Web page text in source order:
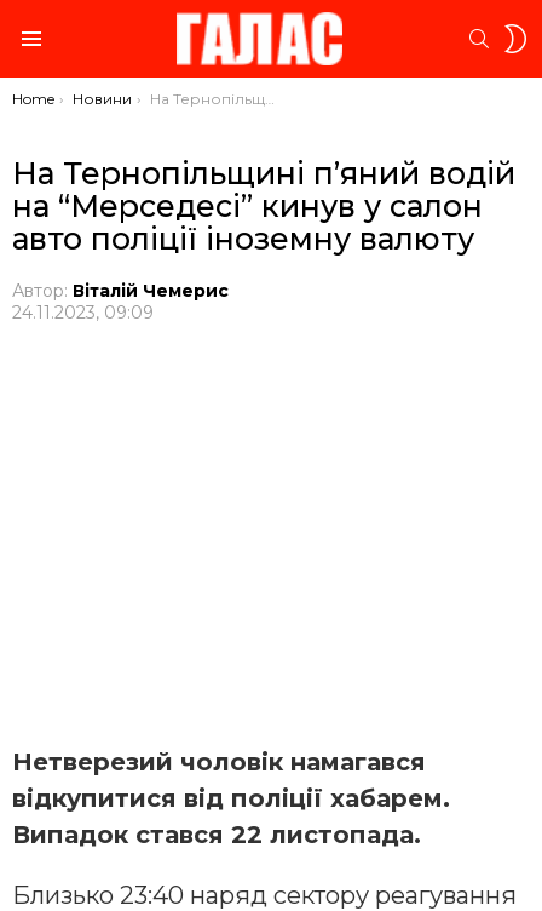
You are here:
Home Новини На Тернопільщині п’яний водій на “Мерседесі” кинув у салон авто поліції іноземну валюту
На Тернопільщині п’яний водій
на “Мерседесі” кинув у салон
авто поліції іноземну валюту
Автор: Віталій Чемерис
24.11.2023, 09:09
Нетверезий чоловік намагався
відкупитися від поліції хабарем.
Випадок стався 22 листопада.
Близько 23:40 наряд сектору реагування